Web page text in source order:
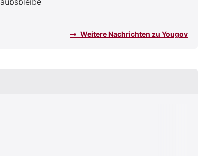
Weitere Nachrichten zu Yougov